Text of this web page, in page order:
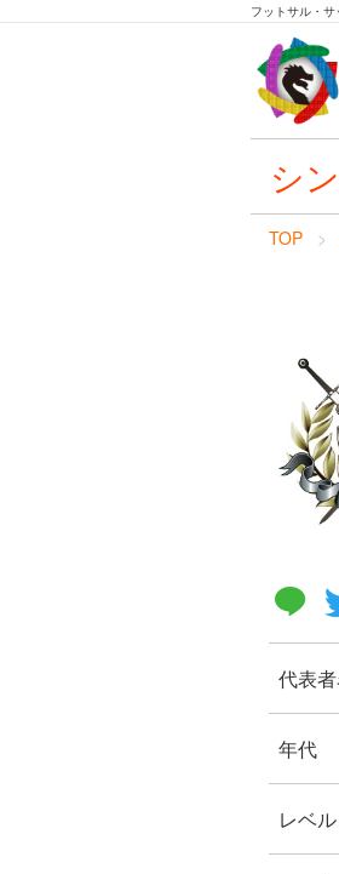
フットサル・
シ
TOP
代表
年代
レベル